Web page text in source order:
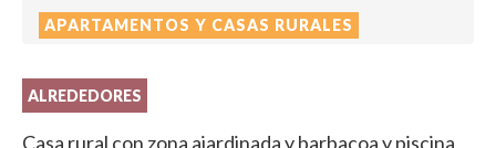
APARTAMENTOS Y CASAS RURALES
ALREDEDORES
Casa rural con zona ajardinada y barbacoa y piscina